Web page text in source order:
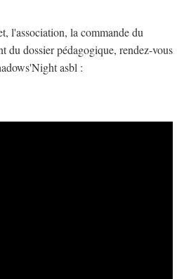
l'association, la commande du
du dossier pédagogique, rendez-vous
asbl :